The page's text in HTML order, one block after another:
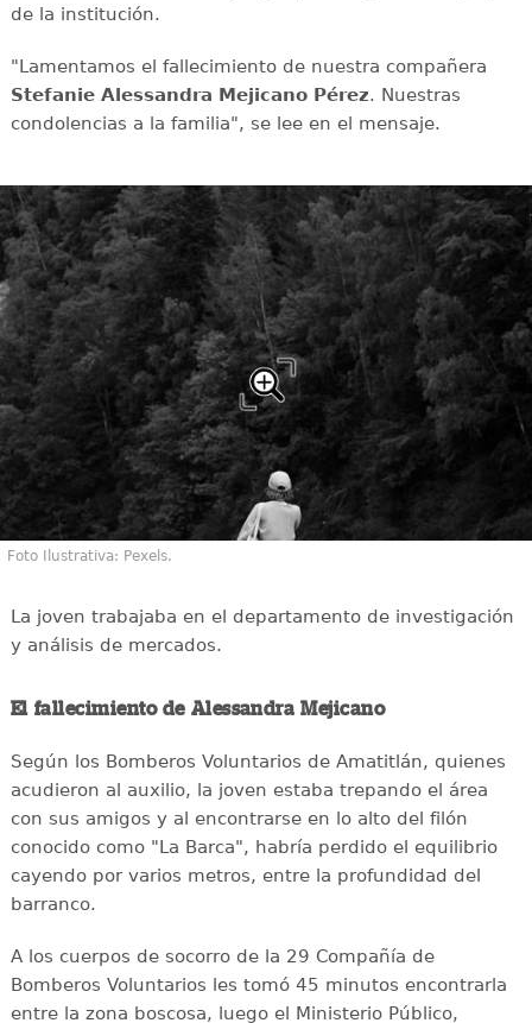
de la institución.
"Lamentamos el fallecimiento de nuestra compañera
Stefanie Alessandra Mejicano Pérez. Nuestras
condolencias a la familia", se lee en el mensaje.
Foto Ilustrativa: Pexels.
La joven trabajaba en el departamento de investigación
y análisis de mercados.
El fallecimiento de Alessandra Mejicano
Según los Bomberos Voluntarios de Amatitlán, quienes
acudieron al auxilio, la joven estaba trepando el área
con sus amigos y al encontrarse en lo alto del filón
conocido como "La Barca", habría perdido el equilibrio
cayendo por varios metros, entre la profundidad del
barranco.
A los cuerpos de socorro de la 29 Compañía de
Bomberos Voluntarios les tomó 45 minutos encontrarla
entre la zona boscosa, luego el Ministerio Público,